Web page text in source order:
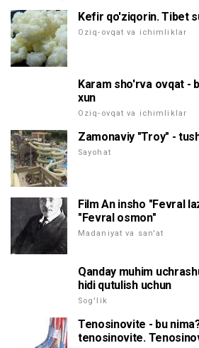
Kefir qo'ziqorin. Tibet
Oziq-ovqat va ichimliklar
Karam sho'rva ovqat -
xun
Oziq-ovqat va ichimliklar
Zamonaviy "Troy" -
Sayohat
Film An insho "Fevral
"Fevral osmon"
Madaniyat va san'at
Qanday muhim
hidi qutulish uchun
Sog'lik
Tenosinovite - bu
tenosinovite.